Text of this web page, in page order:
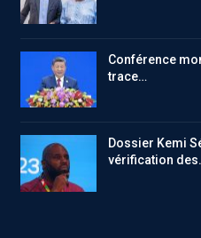
Conférence
trace…
Dossier Kemi
vérification